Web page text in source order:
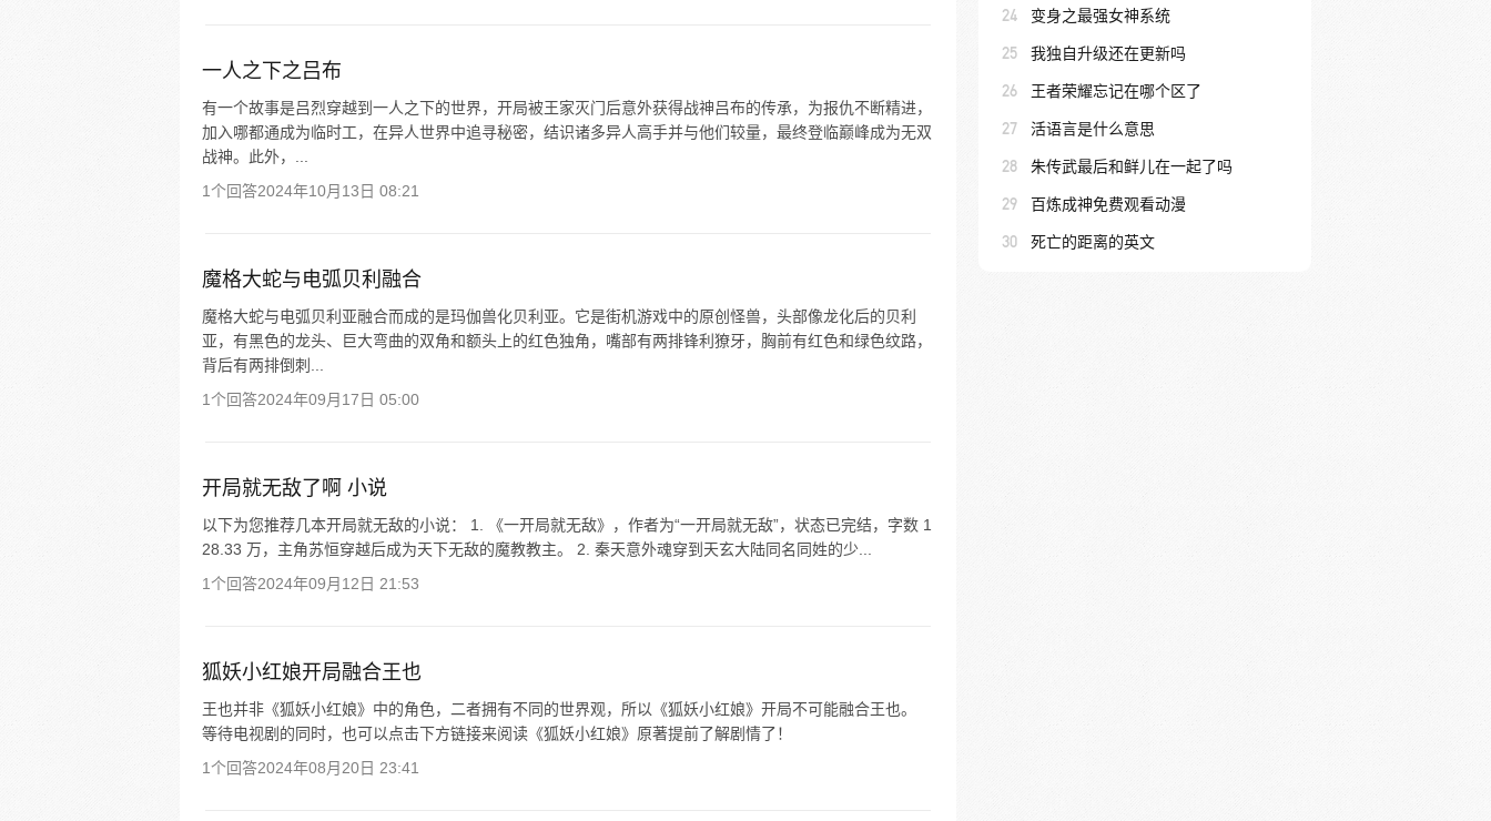
一人之下之吕布
有一个故事是吕烈穿越到一人之下的世界，开局被王家灭门后意外获得战神吕布的传承，为报仇不断精进，
加入哪都通成为临时工，在异人世界中追寻秘密，结识诸多异人高手并与他们较量，最终登临巅峰成为无双
战神。此外，...
1个回答2024年10月13日 08:21
魔格大蛇与电弧贝利融合
魔格大蛇与电弧贝利亚融合而成的是玛伽兽化贝利亚。它是街机游戏中的原创怪兽，头部像龙化后的贝利
亚，有黑色的龙头、巨大弯曲的双角和额头上的红色独角，嘴部有两排锋利獠牙，胸前有红色和绿色纹路，
背后有两排倒刺...
1个回答2024年09月17日 05:00
开局就无敌了啊 小说
以下为您推荐几本开局就无敌的小说： 1. 《一开局就无敌》，作者为“一开局就无敌”，状态已完结，字数 1
28.33 万，主角苏恒穿越后成为天下无敌的魔教教主。 2. 秦天意外魂穿到天玄大陆同名同姓的少...
1个回答2024年09月12日 21:53
狐妖小红娘开局融合王也
王也并非《狐妖小红娘》中的角色，二者拥有不同的世界观，所以《狐妖小红娘》开局不可能融合王也。
等待电视剧的同时，也可以点击下方链接来阅读《狐妖小红娘》原著提前了解剧情了！
1个回答2024年08月20日 23:41
24 变身之最强女神系统
25 我独自升级还在更新吗
26 王者荣耀忘记在哪个区了
27 活语言是什么意思
28 朱传武最后和鲜儿在一起了吗
29 百炼成神免费观看动漫
30 死亡的距离的英文